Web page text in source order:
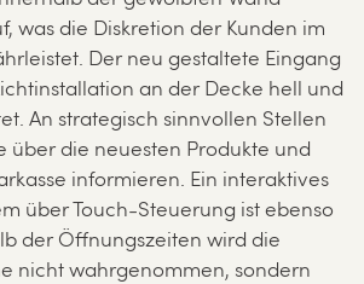
was die Diskretion der Kunden im
Der neu gestaltete Eingang
an der Decke hell und
An strategisch sinnvollen Stellen
über die neuesten Produkte und
informieren. Ein interaktives
über Touch-Steuerung ist ebenso
der Öffnungszeiten wird die
nicht wahrgenommen, sondern